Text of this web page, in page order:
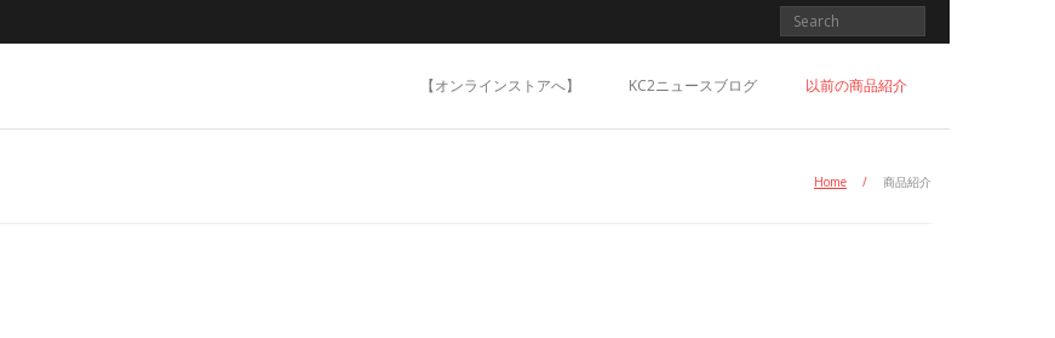
【オンラインストアへ】 KC2ニュースブログ 以前の商品紹介
Home / 商品紹介